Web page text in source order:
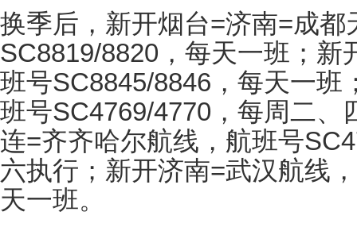
换季后，新开烟台=济南=成都
SC8819/8820，每天一班；新
班号SC8845/8846，每天一班
班号SC4769/4770，每周二、
连=齐齐哈尔航线，航班号
六执行；新开济南=武汉航线
天一班。